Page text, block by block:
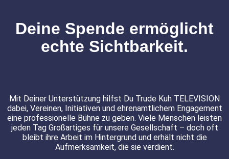
Deine Spende ermöglicht
echte Sichtbarkeit.
Mit Deiner Unterstützung hilfst Du Trude Kuh TELEVISION
dabei, Vereinen, Initiativen und ehrenamtlichem Engagement
eine professionelle Bühne zu geben. Viele Menschen leisten
jeden Tag Großartiges für unsere Gesellschaft – doch oft
bleibt ihre Arbeit im Hintergrund und erhält nicht die
Aufmerksamkeit, die sie verdient.